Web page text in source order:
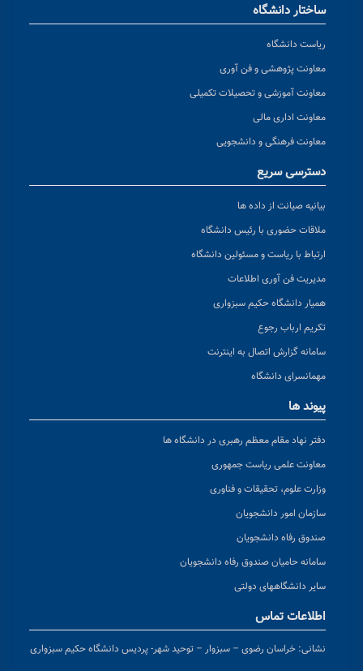
ساختار دانشگاه
ریاست دانشگاه
معاونت پژوهشی و فن آوری
معاونت آموزشی و تحصیلات تکمیلی
معاونت اداری مالی
معاونت فرهنگی و دانشجویی
دسترسی سریع
بیانیه صیانت از داده ها
ملاقات حضوری با رئیس دانشگاه
ارتباط با ریاست و مسئولین دانشگاه
مدیریت فن آوری اطلاعات
همیار دانشگاه حکیم سبزواری
تکریم ارباب رجوع
سامانه گزارش اتصال به اینترنت
مهمانسرای دانشگاه
پیوند ها
دفتر نهاد مقام معظم رهبری در دانشگاه ها
معاونت علمی ریاست جمهوری
وزارت علوم، تحقیقات و فناوری
سازمان امور دانشجویان
صندوق رفاه دانشجویان
سامانه حامیان صندوق رفاه دانشجویان
سایر دانشگاههای دولتی
اطلاعات تماس
نشانی: خراسان رضوی – سبزوار – توحید شهر- پردیس دانشگاه حکیم سبزواری